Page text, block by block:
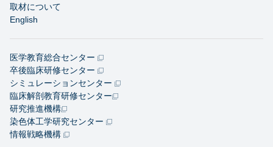
取材について
English
医学教育総合センター
卒後臨床研修センター
シミュレーションセンター
臨床解剖教育研修センター
研究推進機構
染色体工学研究センター
情報戦略機構